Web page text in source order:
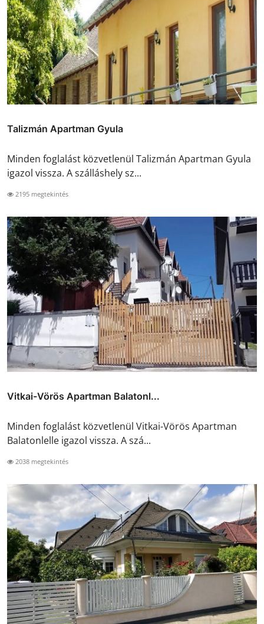
Talizmán Apartman Gyula
Minden foglalást közvetlenül Talizmán Apartman Gyula
igazol vissza. A szálláshely sz...
2195 megtekintés
Vitkai-Vörös Apartman Balatonl...
Minden foglalást közvetlenül Vitkai-Vörös Apartman
Balatonlelle igazol vissza. A szá...
2038 megtekintés